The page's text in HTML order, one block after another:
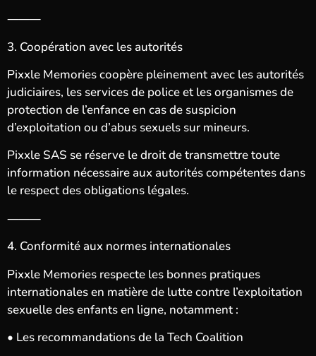
⸻
3. Coopération avec les autorités
Pixxle Memories coopère pleinement avec les autorités
judiciaires, les services de police et les organismes de
protection de l’enfance en cas de suspicion
d’exploitation ou d’abus sexuels sur mineurs.
Pixxle SAS se réserve le droit de transmettre toute
information nécessaire aux autorités compétentes dans
le respect des obligations légales.
⸻
4. Conformité aux normes internationales
Pixxle Memories respecte les bonnes pratiques
internationales en matière de lutte contre l’exploitation
sexuelle des enfants en ligne, notamment :
• Les recommandations de la Tech Coalition